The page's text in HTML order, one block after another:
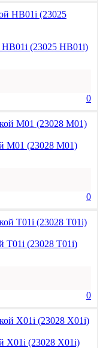
HB01i (23025 HB01i)
0
M01 (23028 M01)
0
T01i (23028 T01i)
0
X01i (23028 X01i)